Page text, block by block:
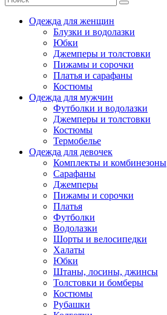
Одежда для женщин
Блузки и водолазки
Юбки
Джемперы и толстовки
Пижамы и сорочки
Платья и сарафаны
Костюмы
Одежда для мужчин
Футболки и водолазки
Джемперы и толстовки
Костюмы
Термобелье
Одежда для девочек
Комплекты и комбинезоны
Сарафаны
Джемперы
Пижамы и сорочки
Платья
Футболки
Водолазки
Шорты и велосипедки
Халаты
Юбки
Штаны, лосины, джинсы
Толстовки и бомберы
Костюмы
Рубашки